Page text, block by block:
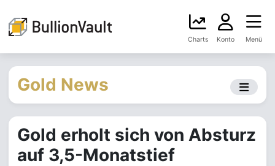
Charts Konto Menü
Gold News
Gold erholt sich von Absturz
auf 3,5-Monatstief